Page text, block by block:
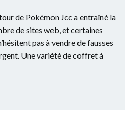
de Pokémon Jcc a entraîné la
de sites web, et certaines
pas à vendre de fausses
Une variété de coffret à